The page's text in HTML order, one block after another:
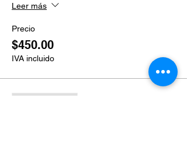
Leer más
Precio
$450.00
IVA incluido